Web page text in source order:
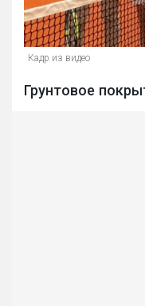
Кадр из видео
Грунтовое